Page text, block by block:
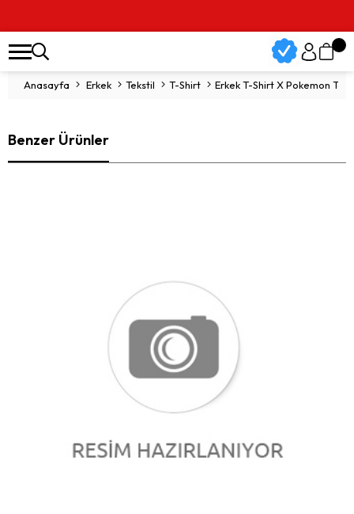
Anasayfa Erkek Tekstil T-Shirt Erkek T-Shirt X Pokemon
Benzer Ürünler